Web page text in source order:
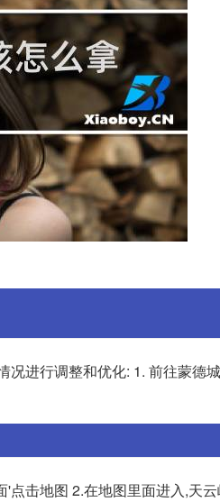
进行调整和优化: 1. 前往蒙德
击地图 2.在地图里面进入,天